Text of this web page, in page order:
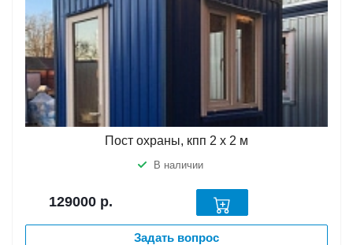
Пост охраны, кпп 2 х 2 м
В наличии
129000 р.
Задать вопрос